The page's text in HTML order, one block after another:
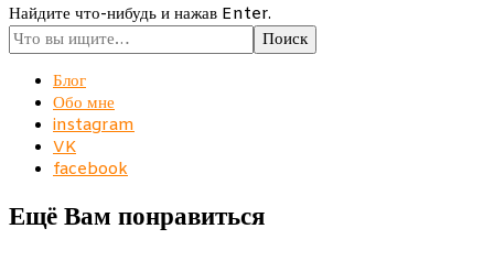
Ищите
что-
то?
Найдите что-нибудь и нажав Enter.
Блог
Обо мне
instagram
VK
facebook
Ещё Вам понравиться